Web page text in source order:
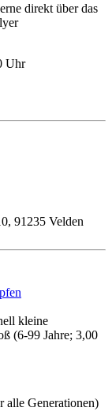
direkt über das
Uhr
91235 Velden
kleine
(6-99 Jahre; 3,00
alle Generationen)